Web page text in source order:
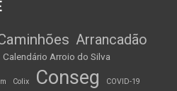
Arrancadão
Calendário Arroio do Silva
Colix Conseg COVID-19